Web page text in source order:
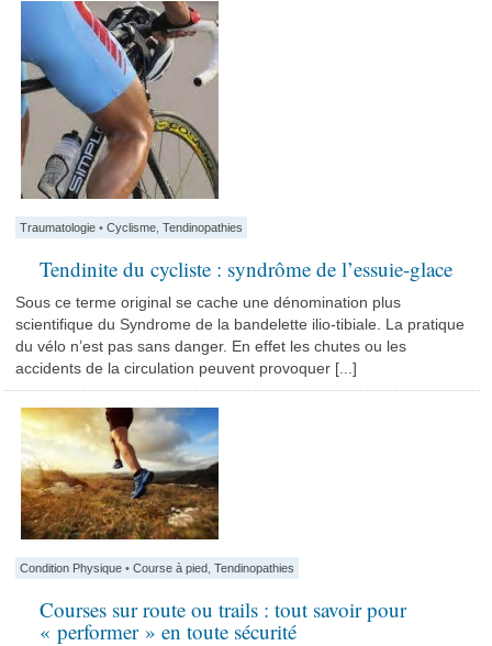
Traumatologie •Cyclisme ,Tendinopathies
Tendinite du cycliste : syndrôme de l’essuie-glace
Sous ce terme original se cache une dénomination plus
scientifique du Syndrome de la bandelette ilio-tibiale. La pratique
du vélo n’est pas sans danger. En effet les chutes ou les
accidents de la circulation peuvent provoquer [...]
Condition Physique •Course à pied ,Tendinopathies
Courses sur route ou trails : tout savoir pour
« performer » en toute sécurité